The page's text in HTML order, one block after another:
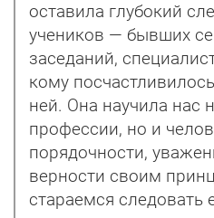
оставила глубокий
учеников — бывших
заседаний,
кому
ней. Она научила нас
профессии, но и
порядочности,
верности своим
стараемся следовать